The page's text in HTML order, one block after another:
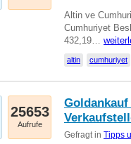
Altin ve
Cumhuriyet
432,19…
altin cumhuriyet
25653
Aufrufe
Gefragt in Tipps